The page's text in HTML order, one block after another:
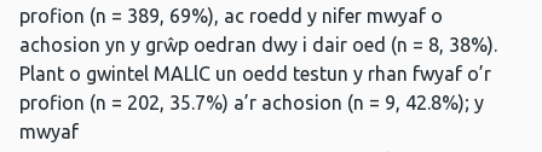
profion (n = 389, 69%), ac roedd y nifer mwyaf o
achosion yn y grŵp oedran dwy i dair oed (n = 8, 38%).
Plant o gwintel MALlC un oedd testun y rhan fwyaf o’r
profion (n = 202, 35.7%) a’r achosion (n = 9, 42.8%); y
mwyaf